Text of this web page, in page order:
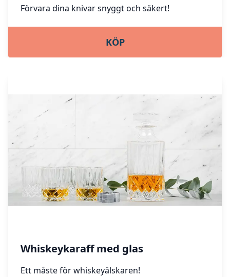
Förvara dina knivar snyggt och säkert!
KÖP
Whiskeykaraff med glas
Ett måste för whiskeyälskaren!